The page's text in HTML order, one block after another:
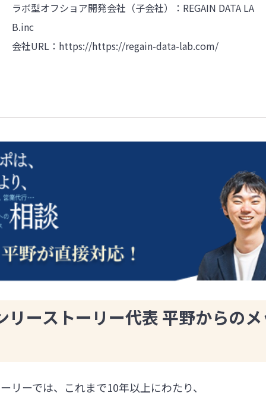
ラボ型オフショア開発会社（子会社）：REGAIN DATA LA
B.inc
会社URL：https://https://regain-data-lab.com/
リーストーリー代表 平野からの
リーでは、これまで10年以上にわたり、